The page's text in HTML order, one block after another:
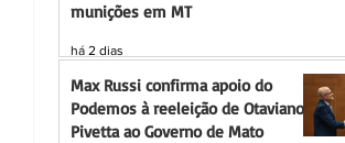
munições em MT
há 2 dias
Max Russi confirma apoio do
Podemos à reeleição de Otaviano
Pivetta ao Governo de Mato